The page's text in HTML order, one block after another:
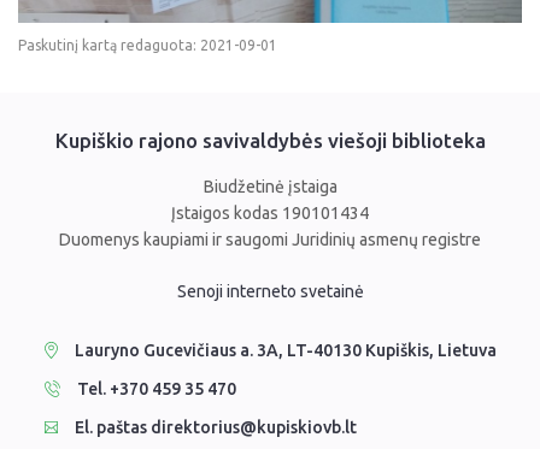
Paskutinį kartą redaguota: 2021-09-01
Kupiškio rajono savivaldybės viešoji biblioteka
Biudžetinė įstaiga
Įstaigos kodas 190101434
Duomenys kaupiami ir saugomi Juridinių asmenų registre
Senoji interneto svetainė
Lauryno Gucevičiaus a. 3A, LT-40130 Kupiškis, Lietuva
Tel. +370 459 35 470
El. paštas direktorius@kupiskiovb.lt